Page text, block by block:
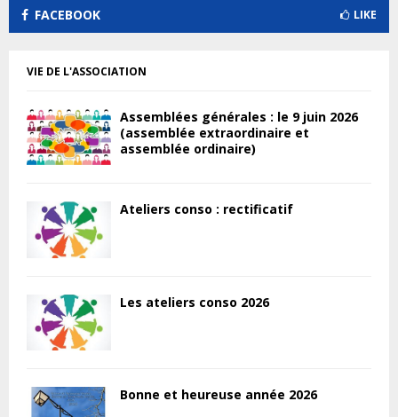
FACEBOOK LIKE
VIE DE L'ASSOCIATION
Assemblées générales : le 9 juin 2026
(assemblée extraordinaire et
assemblée ordinaire)
Ateliers conso : rectificatif
Les ateliers conso 2026
Bonne et heureuse année 2026